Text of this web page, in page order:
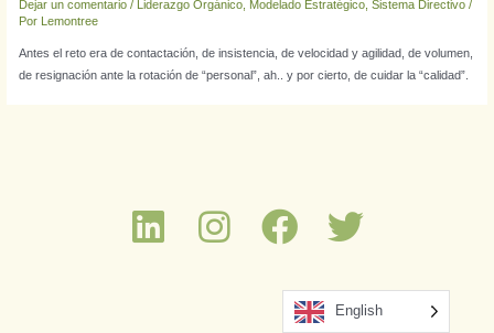
Dejar un comentario / Liderazgo Orgánico, Modelado Estratégico, Sistema Directivo/
Por Lemontree
Antes el reto era de contactación, de insistencia, de velocidad y agilidad, de volumen,
de resignación ante la rotación de “personal”, ah.. y por cierto, de cuidar la “calidad”.
English